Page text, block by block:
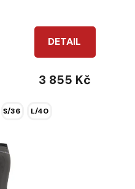
DETAIL
3 855 Kč
S/36 L/40